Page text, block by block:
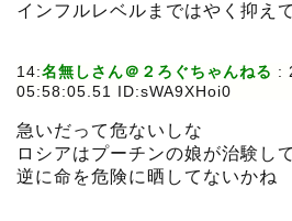
インフルレベルまではやく抑え
14:名無しさん＠２ろぐちゃんねる :
05:58:05.51 ID:sWA9XHoi0
急いだって危ないしな
ロシアはプーチンの娘が治験し
逆に命を危険に晒してないかね